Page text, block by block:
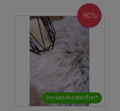
Versandkostenfrei*
-80%